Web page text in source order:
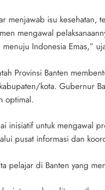
menjawab isu kesehatan,
mengawal
Indonesia Emas,”
Provinsi Banten
kota. Gubernur
optimal.
inisiatif untuk mengawal
pusat informasi dan
pelajar di Banten yang